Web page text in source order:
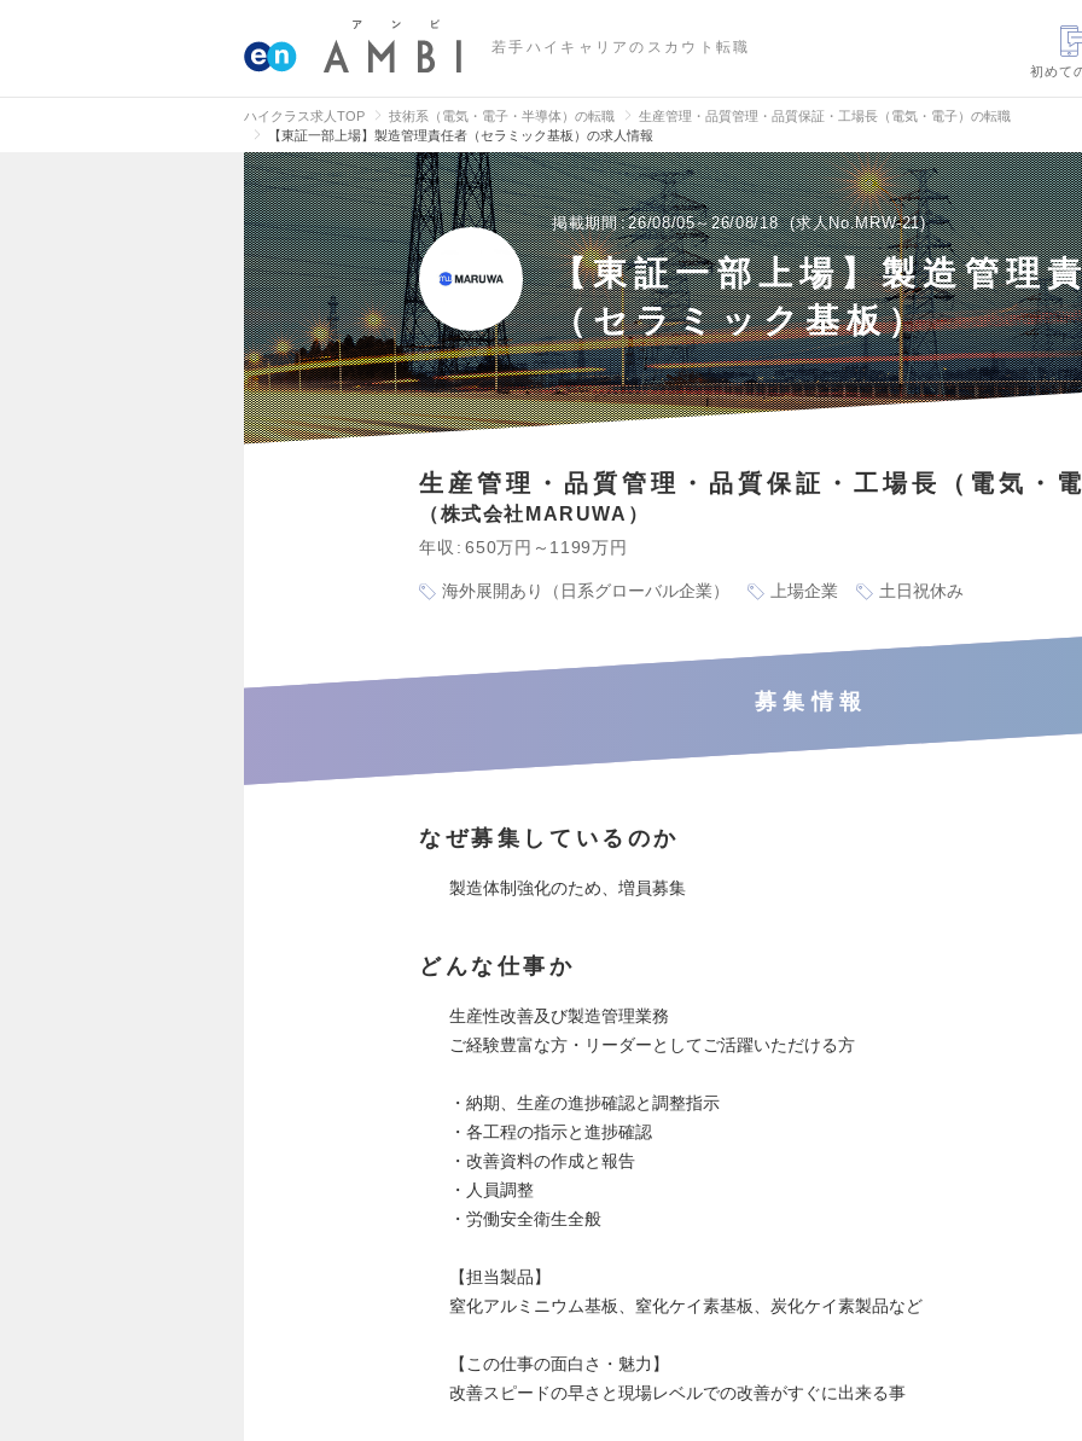
若手ハイキャリアのスカウト転職
初めて
ハイクラス求人TOP 技術系（電気・電子・半導体）の転職
生産管理・品質管理・品質保証・工場長（電気・電子）の転職
【東証一部上場】製造管理責任者（セラミック基板）の求人情報
掲載期間 26/08/05～26/08/18 求人No.MRW-21
【東証一部上場】製造管理
（セラミック基板）
生産管理・品質管理・品質保証・工場長（電気・
株式会社MARUWA
年収 650万円～1199万円
海外展開あり（日系グローバル企業） 上場企業 土日祝休み
募集情報
なぜ募集しているのか
製造体制強化のため、増員募集
どんな仕事か
生産性改善及び製造管理業務
ご経験豊富な方・リーダーとしてご活躍いただける方
・納期、生産の進捗確認と調整指示
・各工程の指示と進捗確認
・改善資料の作成と報告
・人員調整
・労働安全衛生全般
【担当製品】
窒化アルミニウム基板、窒化ケイ素基板、炭化ケイ素製品など
【この仕事の面白さ・魅力】
改善スピードの早さと現場レベルでの改善がすぐに出来る事